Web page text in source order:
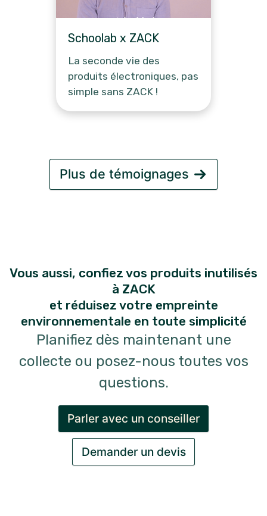
Schoolab x ZACK
La seconde vie des
produits électroniques, pas
simple sans ZACK !
Plus de témoignages
Vous aussi, confiez vos produits inutilisés
à ZACK
et réduisez votre empreinte
environnementale en toute simplicité
Planifiez dès maintenant une
collecte ou posez-nous toutes vos
questions.
Parler avec un conseiller
Demander un devis